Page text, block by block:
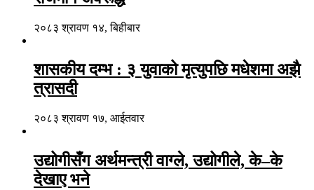
२०८३ श्रावण १४, बिहीबार
शासकीय दम्भ : ३ युवाको मृत्युपछि मधेशमा अझै
त्रासदी
२०८३ श्रावण १७, आईतवार
उद्योगीसँग अर्थमन्त्री वाग्ले, उद्योगीले, के–के
देखाए भने